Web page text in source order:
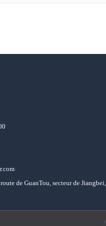
de GuanTou, secteur de